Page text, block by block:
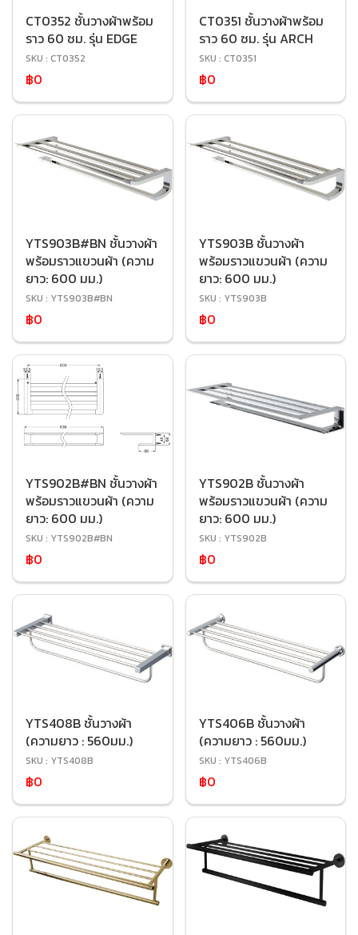
CT0352 ชั้นวางผ้าพร้อม
ราว 60 ซม. รุ่น EDGE
SKU : CT0352
฿0
CT0351 ชั้นวางผ้าพร้อม
ราว 60 ซม. รุ่น ARCH
SKU : CT0351
฿0
YTS903B#BN ชั้นวางผ้า
พร้อมราวแขวนผ้า (ความ
ยาว: 600 มม.)
SKU : YTS903B#BN
฿0
YTS903B ชั้นวางผ้า
พร้อมราวแขวนผ้า (ความ
ยาว: 600 มม.)
SKU : YTS903B
฿0
YTS902B#BN ชั้นวางผ้า
พร้อมราวแขวนผ้า (ความ
ยาว: 600 มม.)
SKU : YTS902B#BN
฿0
YTS902B ชั้นวางผ้า
พร้อมราวแขวนผ้า (ความ
ยาว: 600 มม.)
SKU : YTS902B
฿0
YTS408B ชั้นวางผ้า
(ความยาว : 560มม.)
SKU : YTS408B
฿0
YTS406B ชั้นวางผ้า
(ความยาว : 560มม.)
SKU : YTS406B
฿0